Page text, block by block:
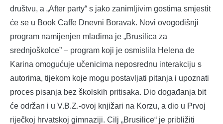
društvu, a „After party“ s jako zanimljivim gostima smjestit
će se u Book Caffe Dnevni Boravak. Novi ovogodišnji
program namijenjen mladima je „Brusilica za
srednjoškolce” – program koji je osmislila Helena de
Karina omogućuje učenicima neposrednu interakciju s
autorima, tijekom koje mogu postavljati pitanja i upoznati
proces pisanja bez školskih pritisaka. Dio događanja bit
će održan i u V.B.Z.-ovoj knjižari na Korzu, a dio u Prvoj
riječkoj hrvatskoj gimnaziji. Cilj „Brusilice“ je približiti